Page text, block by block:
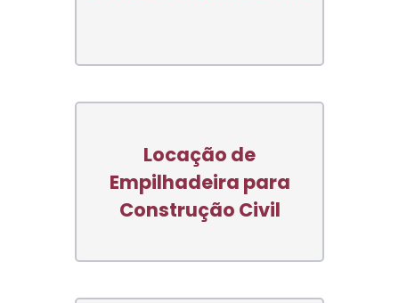
Locação de
Empilhadeira para
Construção Civil